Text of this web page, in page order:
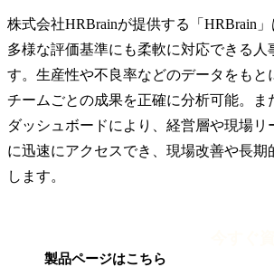
株式会社HRBrainが提供する「HRBrain
多様な評価基準にも柔軟に対応できる人
す。生産性や不良率などのデータをもと
チームごとの成果を正確に分析可能。ま
ダッシュボードにより、経営層や現場リ
に迅速にアクセスでき、現場改善や長期
します。
製品ページはこちら